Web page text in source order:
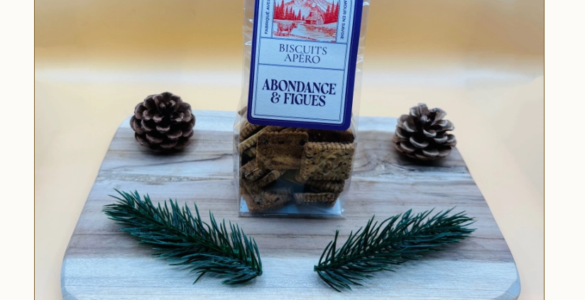
🏪 Click & Collect — sur votre